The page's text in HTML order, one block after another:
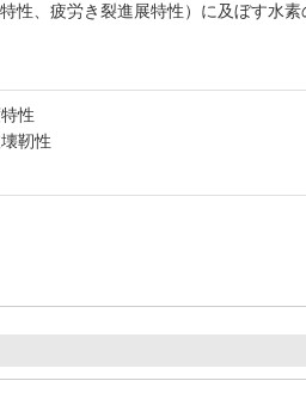
性、疲労き裂進展特性）に及ぼす水
性
靭性